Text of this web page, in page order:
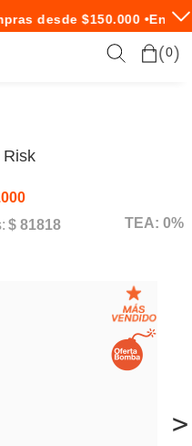
desde $150.000 • Envío
0
>
Risk
$ 81818 TEA: 0%